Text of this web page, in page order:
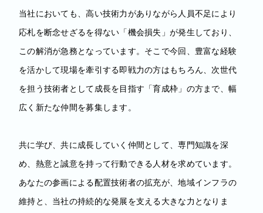
当社においても、高い技術力がありながら人員不足により
応札を断念せざるを得ない「機会損失」が発生しており、
この解消が急務となっています。そこで今回、豊富な経験
を活かして現場を牽引する即戦力の方はもちろん、次世代
を担う技術者として成長を目指す「育成枠」の方まで、幅
広く新たな仲間を募集します。
共に学び、共に成長していく仲間として、専門知識を深
め、熱意と誠意を持って行動できる人材を求めています。
あなたの参画による配置技術者の拡充が、地域インフラの
維持と、当社の持続的な発展を支える大きな力となりま